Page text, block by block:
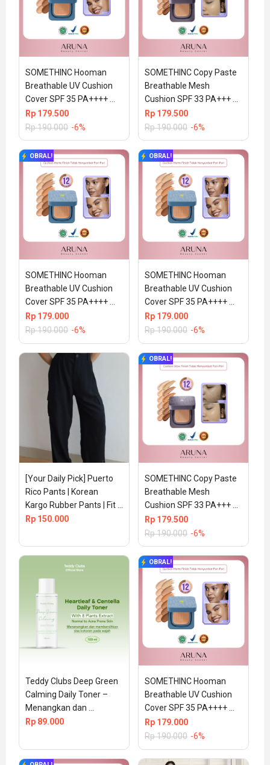
SOMETHINC Hooman
Breathable UV Cushion
Cover SPF 35 PA++++
15gr W01 Bijoux (100%
ORIGINAL & BPOM)
Rp 179.500
Rp190.000 -6%
SOMETHINC Copy Paste
Breathable Mesh
Cushion SPF 33 PA+++
15gr (100% ORIGINAL &
BPOM) – Perle
Rp 179.500
Rp190.000 -6%
OBRAL!
SOMETHINC Hooman
Breathable UV Cushion
Cover SPF 35 PA++++
15gr (100% ORIGINAL &
BPOM) – C01 Perle
Rp 179.000
Rp190.000 -6%
OBRAL!
SOMETHINC Hooman
Breathable UV Cushion
Cover SPF 35 PA++++
15gr (100% ORIGINAL &
BPOM)02CHARLOTTE
Rp 179.000
Rp190.000 -6%
[Your Daily Pick] Puerto
Rico Pants | Korean
Kargo Rubber Pants | Fit
to L+
Rp 150.000
OBRAL!
SOMETHINC Copy Paste
Breathable Mesh
Cushion SPF 33 PA+++
15gr (100% ORIGINAL &
BPOM) – Serene
Rp 179.500
Rp190.000 -6%
Teddy Clubs Deep Green
Calming Daily Toner –
Menangkan dan
Menghidrasikan Kulit
Rp 89.000
OBRAL!
SOMETHINC Hooman
Breathable UV Cushion
Cover SPF 35 PA++++
15gr (100% ORIGINAL &
BPOM) – N01 Nina
Rp 179.000
Rp190.000 -6%